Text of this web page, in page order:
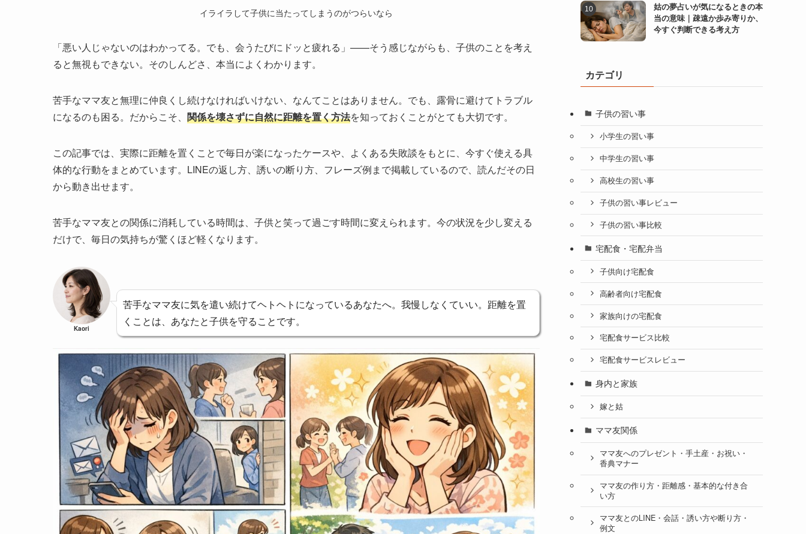
イライラして子供に当たってしまうのがつらいなら
「悪い人じゃないのはわかってる。でも、会うたびにドッと疲れる」——そう感じながらも、子供のことを考え
ると無視もできない。そのしんどさ、本当によくわかります。
苦手なママ友と無理に仲良くし続けなければいけない、なんてことはありません。でも、露骨に避けてトラブル
になるのも困る。だからこそ、 関係を壊さずに自然に距離を置く方法を知っておくことがとても大切です。
この記事では、実際に距離を置くことで毎日が楽になったケースや、よくある失敗談をもとに、今すぐ使える具
体的な行動をまとめています。LINEの返し方、誘いの断り方、フレーズ例まで掲載しているので、読んだその日
から動き出せます。
苦手なママ友との関係に消耗している時間は、子供と笑って過ごす時間に変えられます。今の状況を少し変える
だけで、毎日の気持ちが驚くほど軽くなります。
Kaori
苦手なママ友に気を遣い続けてヘトヘトになっているあなたへ。我慢しなくていい。距離を置
くことは、あなたと子供を守ることです。
姑の夢占いが気になるときの本
当の意味｜疎遠か歩み寄りか、
今すぐ判断できる考え方
カテゴリ
子供の習い事
小学生の習い事
中学生の習い事
高校生の習い事
子供の習い事レビュー
子供の習い事比較
宅配食・宅配弁当
子供向け宅配食
高齢者向け宅配食
家族向けの宅配食
宅配食サービス比較
宅配食サービスレビュー
身内と家族
嫁と姑
ママ友関係
ママ友へのプレゼント・手土産・お祝い・
香典マナー
ママ友の作り方・距離感・基本的な付き合
い方
ママ友とのLINE・会話・誘い方や断り方・
例文